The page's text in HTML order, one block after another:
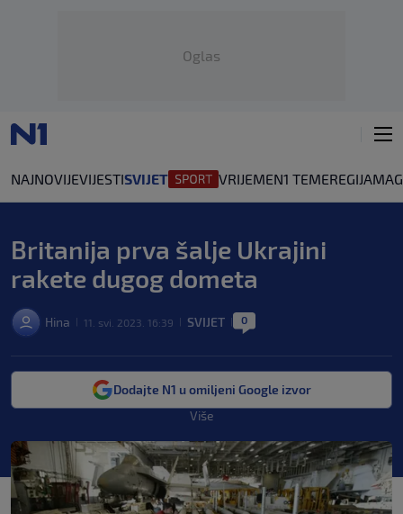
Oglas
NAJNOVIJEVIJESTISVIJET VRIJEMEN1 TEMEREGIJA
Britanija prva šalje Ukrajini
rakete dugog dometa
Hina 11. svi. 2023. 16:39 SVIJET 0
Dodajte N1 u omiljeni Google izvor
Više